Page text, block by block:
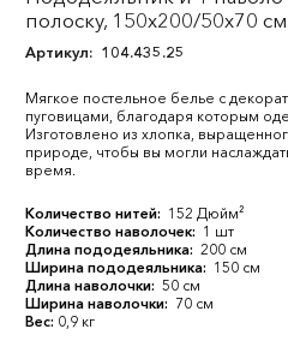
полоску, 150x200/50x70 см
Артикул: 104.435.25
Мягкое постельное белье с
пуговицами, благодаря которым
Изготовлено из хлопка,
природе, чтобы вы могли
время.
Количество нитей: 152 Дюйм²
Количество наволочек: 1 шт
Длина пододеяльника: 200 см
Ширина пододеяльника: 150 см
Длина наволочки: 50 см
Ширина наволочки: 70 см
Вес: 0,9 кг